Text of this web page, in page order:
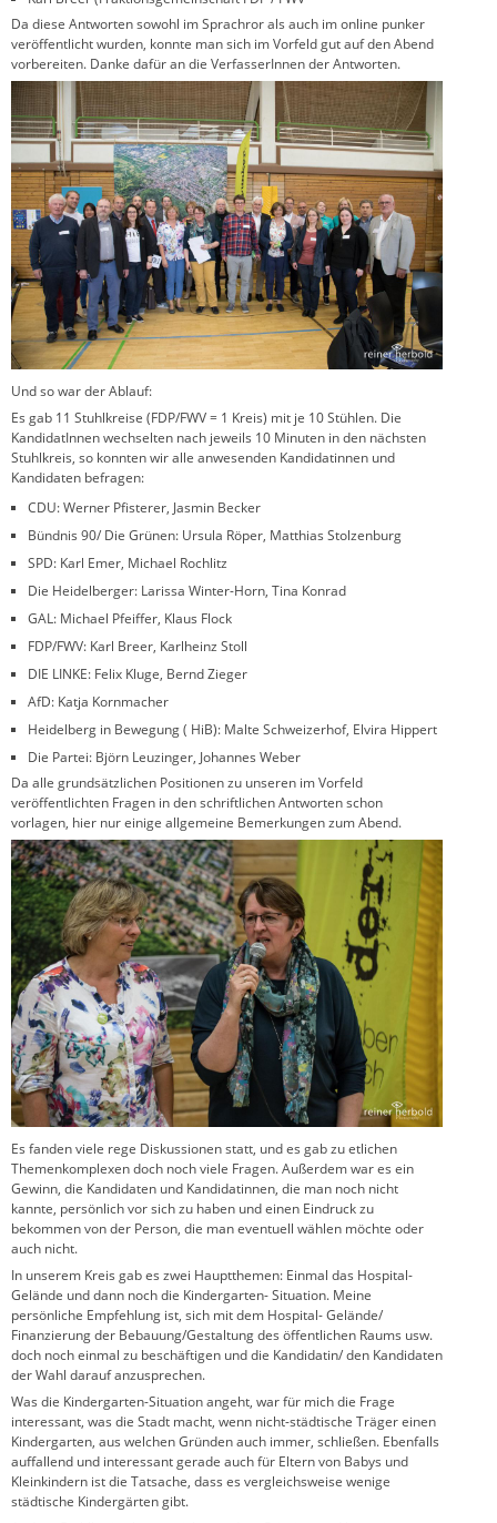
Da diese Antworten sowohl im Sprachror als auch im online punker
veröffentlicht wurden, konnte man sich im Vorfeld gut auf den Abend
vorbereiten. Danke dafür an die VerfasserInnen der Antworten.
Und so war der Ablauf:
Es gab 11 Stuhlkreise (FDP/FWV = 1 Kreis) mit je 10 Stühlen. Die
KandidatInnen wechselten nach jeweils 10 Minuten in den nächsten
Stuhlkreis, so konnten wir alle anwesenden Kandidatinnen und
Kandidaten befragen:
CDU: Werner Pfisterer, Jasmin Becker
Bündnis 90/ Die Grünen: Ursula Röper, Matthias Stolzenburg
SPD: Karl Emer, Michael Rochlitz
Die Heidelberger: Larissa Winter-Horn, Tina Konrad
GAL: Michael Pfeiffer, Klaus Flock
FDP/FWV: Karl Breer, Karlheinz Stoll
DIE LINKE: Felix Kluge, Bernd Zieger
AfD: Katja Kornmacher
Heidelberg in Bewegung ( HiB): Malte Schweizerhof, Elvira Hippert
Die Partei: Björn Leuzinger, Johannes Weber
Da alle grundsätzlichen Positionen zu unseren im Vorfeld
veröffentlichten Fragen in den schriftlichen Antworten schon
vorlagen, hier nur einige allgemeine Bemerkungen zum Abend.
Es fanden viele rege Diskussionen statt, und es gab zu etlichen
Themenkomplexen doch noch viele Fragen. Außerdem war es ein
Gewinn, die Kandidaten und Kandidatinnen, die man noch nicht
kannte, persönlich vor sich zu haben und einen Eindruck zu
bekommen von der Person, die man eventuell wählen möchte oder
auch nicht.
In unserem Kreis gab es zwei Hauptthemen: Einmal das Hospital-
Gelände und dann noch die Kindergarten- Situation. Meine
persönliche Empfehlung ist, sich mit dem Hospital- Gelände/
Finanzierung der Bebauung/Gestaltung des öffentlichen Raums usw.
doch noch einmal zu beschäftigen und die Kandidatin/ den Kandidaten
der Wahl darauf anzusprechen.
Was die Kindergarten-Situation angeht, war für mich die Frage
interessant, was die Stadt macht, wenn nicht-städtische Träger einen
Kindergarten, aus welchen Gründen auch immer, schließen. Ebenfalls
auffallend und interessant gerade auch für Eltern von Babys und
Kleinkindern ist die Tatsache, dass es vergleichsweise wenige
städtische Kindergärten gibt.